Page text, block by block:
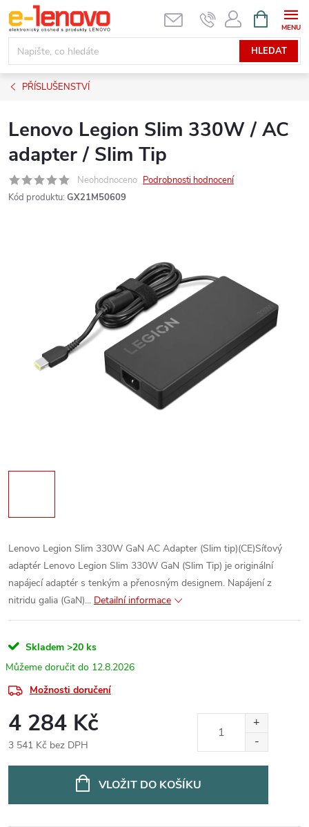
Přejít
na
obsah
HLEDAT
NÁKUPNÍ
KOŠÍK
PŘÍSLUŠENSTVÍ
Lenovo Legion Slim 330W / AC
adapter / Slim Tip
Neohodnoceno Podrobnosti hodnocení
Kód produktu: GX21M50609
Lenovo Legion Slim 330W GaN AC Adapter (Slim tip)(CE)Síťový
adaptér Lenovo Legion Slim 330W GaN (Slim Tip) je originální
napájecí adaptér s tenkým a přenosným designem. Napájení z
nitridu galia (GaN)... Detailní informace
Skladem >20 ks
12.8.2026
Možnosti doručení
4 284 Kč
3 541 Kč bez DPH
VLOŽIT DO KOŠÍKU